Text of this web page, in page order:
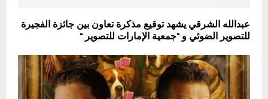
عبدالله الشرقي يشهد توقيع مذكرة تعاون بين جائزة الفجيرة
للتصوير الضوئي و "جمعية الإمارات للتصوير "